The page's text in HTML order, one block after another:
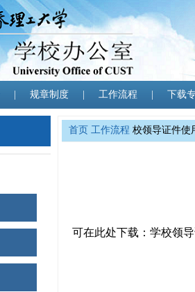
规章制度 工作流程 下载
首页 工作流程 校领导证件使
可在此处下载：学校领